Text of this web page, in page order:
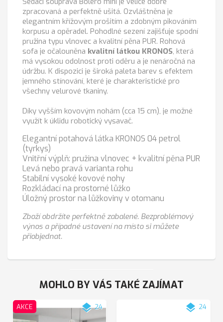
zpracovaná a perfektně ušitá. Ozvláštněna je
elegantním křížovým prošitím a zdobným pikováním
korpusu a opěradel. Pohodlné sezení zajišťuje spodní
pružina typu vlnovec a kvalitní pěna PUR. Rohová
sofa je očalouněna kvalitní látkou KRONOS, která
má vysokou odolnost proti oděru a je nenáročná na
údržbu. K dispozici je široká paleta barev s efektem
jemného stínování, které je charakteristické pro
všechny velurové tkaniny.
Díky vyšším kovovým nohám (cca 15 cm), je možné
využít k úklidu robotický vysavač.
Elegantní potahová látka KRONOS 04 petrol
(tyrkys)
Vnitřní výplň: pružina vlnovec + kvalitní pěna PUR
Levá nebo pravá varianta rohu
Stabilní vysoké kovové nohy
Rozkládací na prostorné lůžko
Úložný prostor na lůžkoviny v otomanu
Zboží obdržíte perfektně zabalené. Bezproblémový
výnos a případné ustavení na místo si můžete
přiobjednat.
MOHLO BY VÁS TAKÉ ZAJÍMAT
AKCE layers24 layers 24